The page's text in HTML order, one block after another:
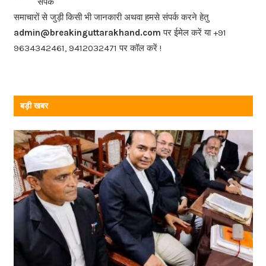
o
o
k
समाचारों से जुड़ी किसी भी जानकारी अथवा हमसे संपर्क करने हेतु
admin@breakinguttarakhand.com पर ईमेल करें या +91
9634342461, 9412032471 पर कॉल करें !
बड़ी खबर